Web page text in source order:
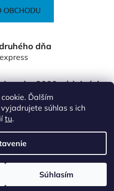
Ďalším
súhlas s ich
tu.
Súhlasím
OBCHODU
dňa
ako 3000 výdajných
Shoptet
. Všetky práva
nastavenie cookies